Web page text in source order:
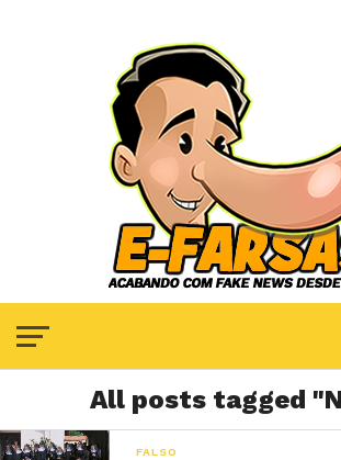
All posts tagged
FALSO